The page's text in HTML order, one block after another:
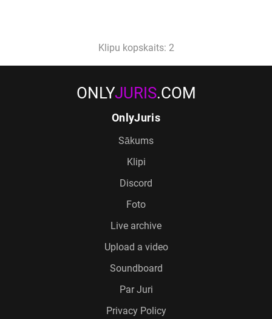
Klipu kopskaits: 2
ONLYJURIS.COM
OnlyJuris
Sākums
Klipi
Discord
Foto
Live archive
Upload a video
Soundboard
Par Juri
Privacy Policy